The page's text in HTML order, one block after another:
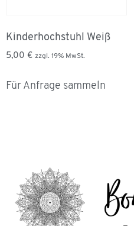
Kinderhochstuhl Weiß
5,00 € zzgl. 19% MwSt.
Für Anfrage sammeln